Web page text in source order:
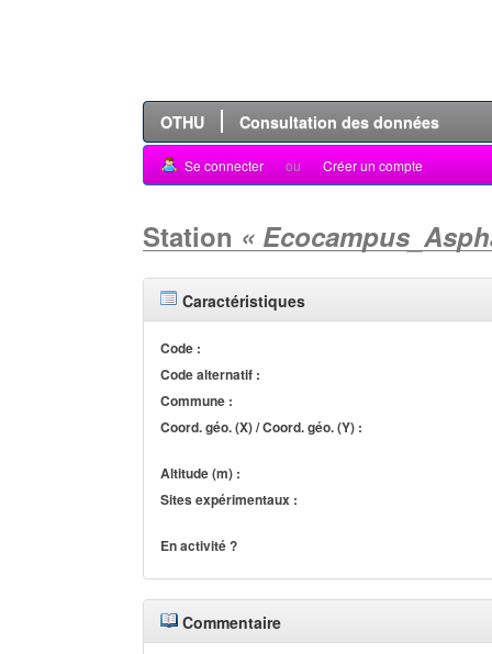
OTHU Consultation des données
Se connecter ou Créer un compte
Station «
Caractéristiques
Code :
Code alternatif :
Commune :
Coord. géo. (X) / Coord. géo. (Y) :
Altitude (m) :
Sites expérimentaux :
En activité ?
Commentaire